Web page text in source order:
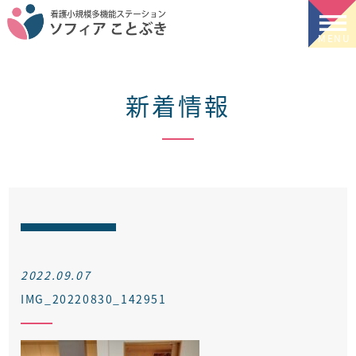
新着情報
2022.09.07
IMG_20220830_142951